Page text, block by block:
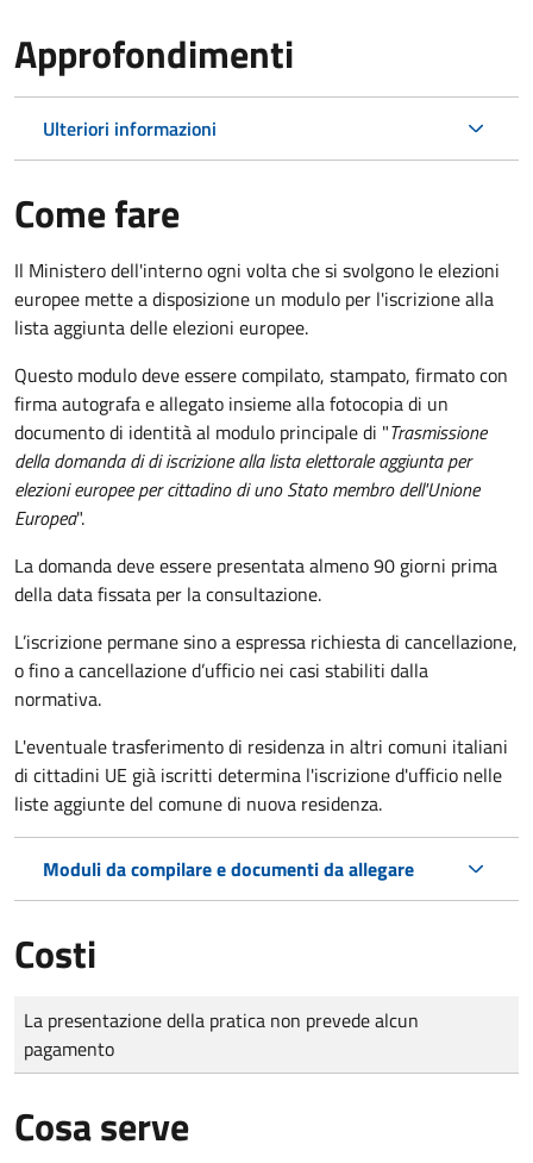
Approfondimenti
Ulteriori informazioni
Come fare
Il Ministero dell'interno ogni volta che si svolgono le elezioni
europee mette a disposizione un modulo per l'iscrizione alla
lista aggiunta delle elezioni europee.
Questo modulo deve essere compilato, stampato, firmato con
firma autografa e allegato insieme alla fotocopia di un
documento di identità al modulo principale di "Trasmissione
della domanda di di iscrizione alla lista elettorale aggiunta per
elezioni europee per cittadino di uno Stato membro dell'Unione
Europea".
La domanda deve essere presentata almeno 90 giorni prima
della data fissata per la consultazione.
L’iscrizione permane sino a espressa richiesta di cancellazione,
o fino a cancellazione d’ufficio nei casi stabiliti dalla
normativa.
L'eventuale trasferimento di residenza in altri comuni italiani
di cittadini UE già iscritti determina l'iscrizione d'ufficio nelle
liste aggiunte del comune di nuova residenza.
Moduli da compilare e documenti da allegare
Costi
Tipo di pagamento
Importo
La presentazione della pratica non prevede alcun
pagamento
Cosa serve